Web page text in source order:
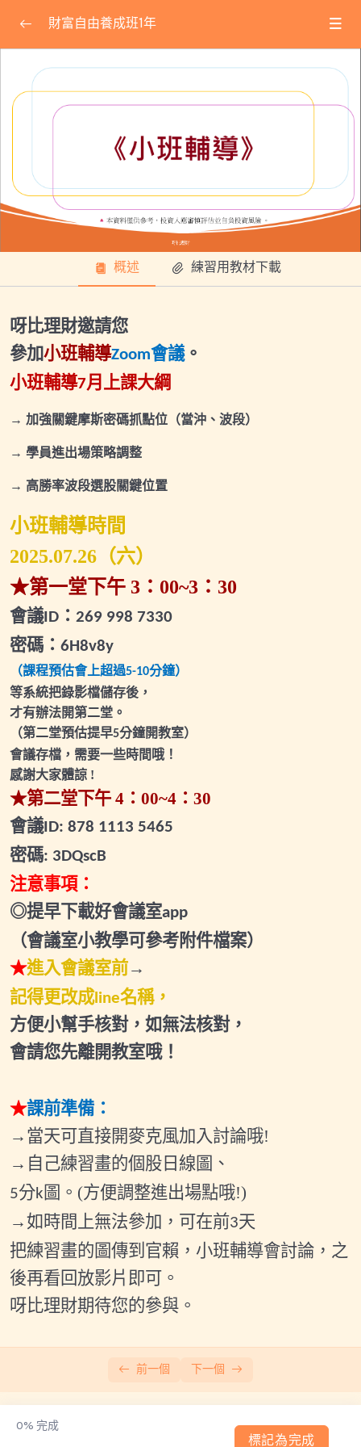
課程公告 0/14
★線上會議使用方式教學★
2025.06.29小班輔導會議
2025.07.22基礎專屬直播
2025.07.26小班輔導會議
2025.08.30(六)小班輔導會議
2025.09.07(日)關鍵進出場-專屬直播
2025.09.20(六)小班輔導會議
2025.10.08(三)財富班專屬直播
2025.10.30(四)小班輔導會議
2025.11.15(六)波段擬定策略專屬直播
2025.11.22(六)小班輔導會議
2025.12.02(二)小班輔導會議1
2025.12.27(六)小班輔導會議2
直播與福利課
財富自由養成班-主課程
當沖速成班
每月小班輔導
其他範例與補充
財富自由養成班1年
概述 練習用教材下載
呀比理財邀請您
參加小班輔導Zoom會議。
小班輔導7月上課大綱
→ 加強關鍵摩斯密碼抓點位 （當沖、波段）
→ 學員進出場策略調整
→ 高勝率波段選股關鍵位置
小班輔導時間
2025.07.26 （六）
★第一堂下午 3 ： 00~3 ： 30
會議ID ： 269 998 7330
密碼： 6H8v8y
（課程預估會上超過5-10分鐘）
等系統把錄影檔儲存後，
才有辦法開第二堂。
（第二堂預估提早5分鐘開教室）
會議存檔，需要一些時間哦！
感謝大家體諒 !
★第二堂下午 4 ： 00~4 ： 30
會議ID: 878 1113 5465
密碼: 3DQscB
注意事項：
◎提早下載好會議室app
（會議室小教學可參考附件檔案）
★進入會議室前→
記得更改成line名稱，
方便小幫手核對，如無法核對，
會請您先離開教室哦！
★課前準備：
→當天可直接開麥克風加入討論哦!
→自己練習畫的個股日線圖、
5分k 圖。(方便調整進出場點哦!)
→如時間上無法參加，可在前3天
把練習畫的圖傳到官賴， 小班輔導會討論，之
後再看回放影片即可。
呀比理財期待您的參與。
前一個 下一個
0% 完成
標記為完成